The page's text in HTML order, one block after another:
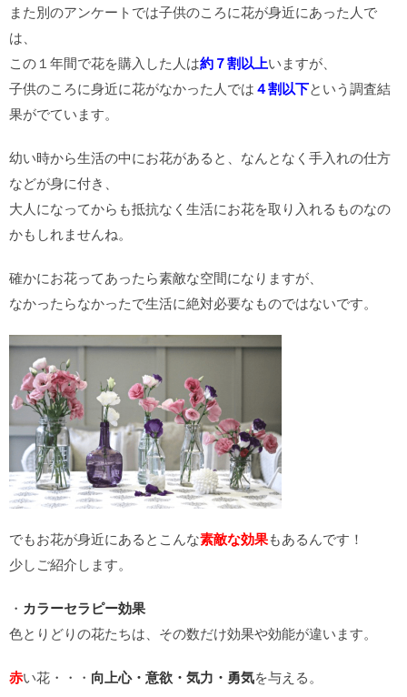
また別のアンケートでは子供のころに花が身近にあった人で
は、
この１年間で花を購入した人は約７割以上いますが、
子供のころに身近に花がなかった人では ４割以下という調査結
果がでています。
幼い時から生活の中にお花があると、なんとなく手入れの仕方
などが身に付き、
大人になってからも抵抗なく生活にお花を取り入れるものなの
かもしれませんね。
確かにお花ってあったら素敵な空間になりますが、
なかったらなかったで生活に絶対必要なものではないです。
でもお花が身近にあるとこんな素敵な効果もあるんです！
少しご紹介します。
・ カラーセラピー効果
色とりどりの花たちは、その数だけ効果や効能が違います。
赤い花・・・ 向上心・意欲・気力・勇気を与える。